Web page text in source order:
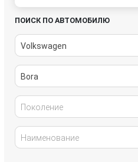
ПОИСК ПО АВТОМОБИЛЮ
Volkswagen
Bora
Поколение
Наименование